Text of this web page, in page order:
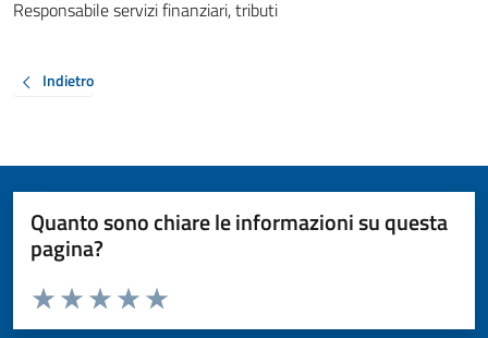
Responsabile servizi finanziari, tributi
Indietro
Quanto sono chiare le informazioni su questa
pagina?
Valuta da 1 a 5 stelle la pagina
Valuta 5 stelle su 5
Valuta 4 stelle su 5
Valuta 3 stelle su 5
Valuta 2 stelle su 5
Valuta 1 stelle su 5